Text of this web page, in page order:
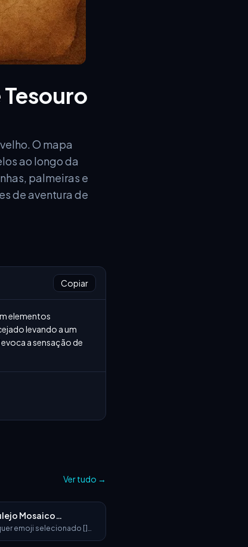
O mapa
ao longo da
palmeiras e
de aventura de
Copiar
elementos
levando a um
a sensação de
Ver tudo →
Mosaico
emoji selecionado []